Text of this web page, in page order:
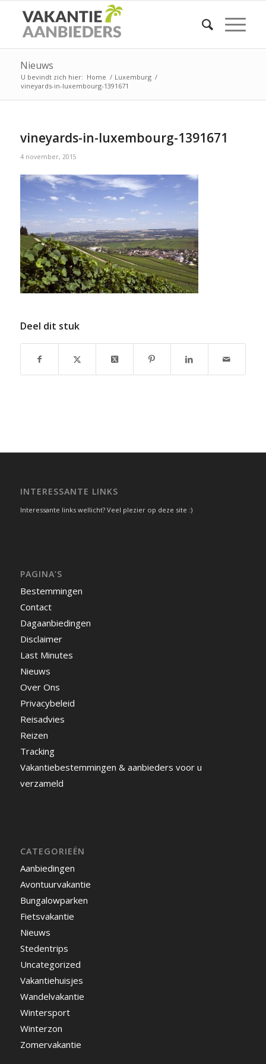
Nieuws
U bevindt zich hier: Home / Luxemburg /
vineyards-in-luxembourg-1391671
vineyards-in-luxembourg-1391671
4 november, 2015
Deel dit stuk
INTERESSANTE LINKS
Interessante links wellicht? Veel plezier op deze site :)
PAGINA’S
Bestemmingen
Contact
Dagaanbiedingen
Disclaimer
Last Minutes
Nieuws
Over Ons
Privacybeleid
Reisadvies
Reizen
Tracking
Vakantiebestemmingen & aanbieders voor u
verzameld
CATEGORIEËN
Aanbiedingen
Avontuurvakantie
Bungalowparken
Fietsvakantie
Nieuws
Stedentrips
Uncategorized
Vakantiehuisjes
Wandelvakantie
Wintersport
Winterzon
Zomervakantie